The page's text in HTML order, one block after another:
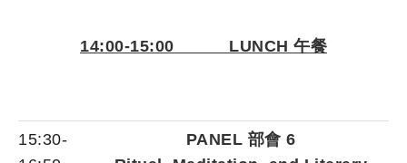
14:00-15:00 LUNCH 午餐
15:30-
PANEL 部會 6